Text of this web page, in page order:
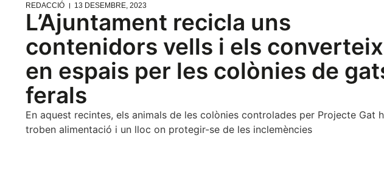
REDACCIÓ 13 DESEMBRE, 2023
L’Ajuntament recicla uns
contenidors vells i els converteix
en espais per les colònies de
ferals
En aquest recintes, els animals de les colònies controlades per Projecte Gat
troben alimentació i un lloc on protegir-se de les inclemències